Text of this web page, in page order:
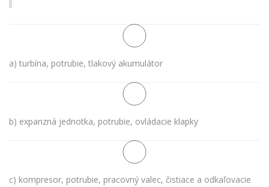
a) turbína, potrubie, tlakový akumulátor
b) expanzná jednotka, potrubie, ovládacie klapky
c) kompresor, potrubie, pracovný valec, čistiace a odkaľovacie